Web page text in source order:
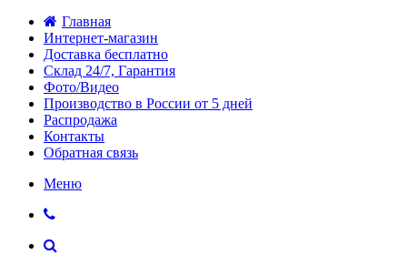
Главная
Интернет-магазин
Доставка бесплатно
Склад 24/7, Гарантия
Фото/Видео
Производство в России от 5 дней
Распродажа
Контакты
Обратная связь
Меню